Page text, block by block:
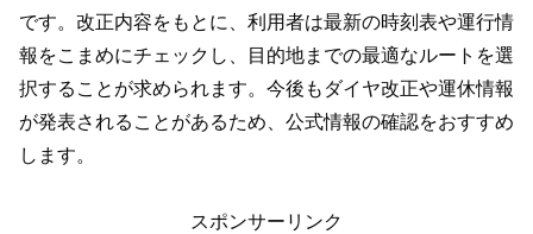
です。改正内容をもとに、利用者は最新の時刻表や運行情
報をこまめにチェックし、目的地までの最適なルートを選
択することが求められます。今後もダイヤ改正や運休情報
が発表されることがあるため、公式情報の確認をおすすめ
します。
スポンサーリンク